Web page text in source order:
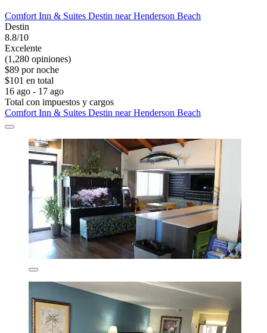
Comfort Inn & Suites Destin near Henderson Beach
Destin
8.8/10
Excelente
(1,280 opiniones)
$89 por noche
$101 en total
16 ago - 17 ago
Total con impuestos y cargos
Comfort Inn & Suites Destin near Henderson Beach